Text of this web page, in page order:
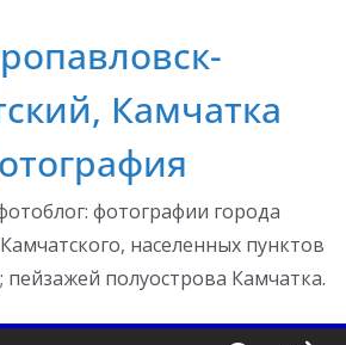
Камчатка
фотографии города
населенных пунктов
пейзажей полуострова Камчатка.